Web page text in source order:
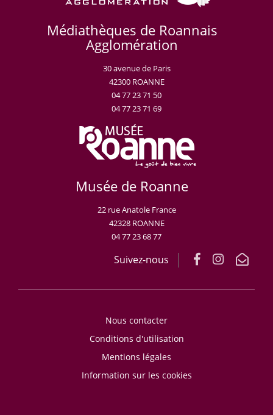
Médiathèques de Roannais
Agglomération
30 avenue de Paris
42300 ROANNE
04 77 23 71 50
04 77 23 71 69
Musée de Roanne
22 rue Anatole France
42328 ROANNE
04 77 23 68 77
Suivez-nous
Nous contacter
Conditions d'utilisation
Mentions légales
Information sur les cookies